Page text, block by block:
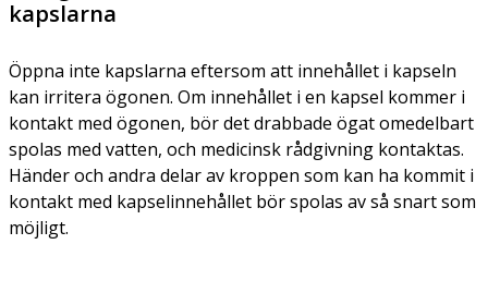
kapslarna
Öppna inte kapslarna eftersom att innehållet i kapseln
kan irritera ögonen. Om innehållet i en kapsel kommer i
kontakt med ögonen, bör det drabbade ögat omedelbart
spolas med vatten, och medicinsk rådgivning kontaktas.
Händer och andra delar av kroppen som kan ha kommit i
kontakt med kapselinnehållet bör spolas av så snart som
möjligt.